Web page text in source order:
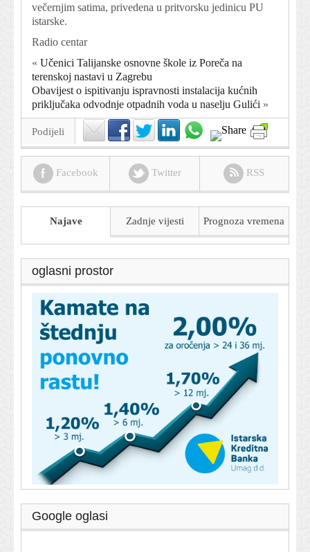
večernjim satima, privedena u pritvorsku jedinicu PU
istarske.
Radio centar
« Učenici Talijanske osnovne škole iz Poreča na
terenskoj nastavi u Zagrebu
Obavijest o ispitivanju ispravnosti instalacija kućnih
priključaka odvodnje otpadnih voda u naselju Gulići »
Podijeli
Facebook Twitter RSS
Najave Zadnje vijesti Prognoza vremena
oglasni prostor
Google oglasi